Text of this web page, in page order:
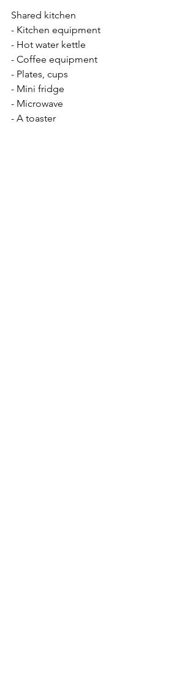
Shared kitchen
- Kitchen equipment
- Hot water kettle
- Coffee equipment
- Plates, cups
- Mini fridge
- Microwave
- A toaster